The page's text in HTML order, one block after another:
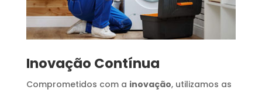
Inovação Contínua
Comprometidos com a inovação, utilizamos as